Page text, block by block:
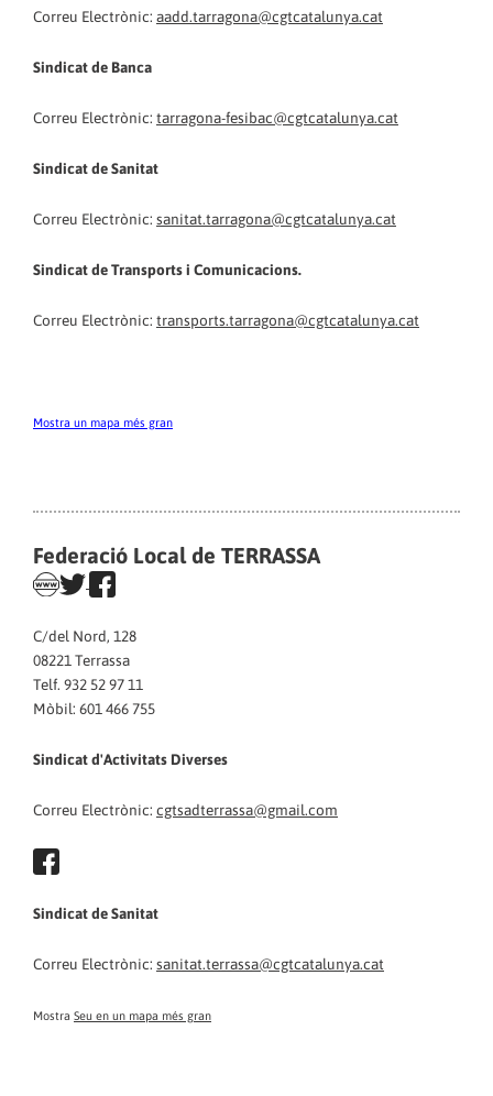
Correu Electrònic: aadd.tarragona@cgtcatalunya.cat
Sindicat de Banca
Correu Electrònic: tarragona-fesibac@cgtcatalunya.cat
Sindicat deSanitat
Correu Electrònic: sanitat.tarragona@cgtcatalunya.cat
Sindicat de Transports i Comunicacions.
Correu Electrònic: transports.tarragona@cgtcatalunya.cat
Mostra un mapa més gran
Federació Local de TERRASSA
C/del Nord, 128
08221 Terrassa
Telf. 932 52 97 11
Mòbil: 601 466 755
Sindicat d'Activitats Diverses
Correu Electrònic: cgtsadterrassa@gmail.com
Sindicat de Sanitat
Correu Electrònic: sanitat.terrassa@cgtcatalunya.cat
Mostra Seu en un mapa més gran